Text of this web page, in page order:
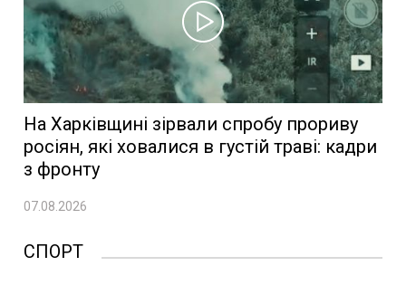
На Харківщині зірвали спробу прориву
росіян, які ховалися в густій траві: кадри
з фронту
07.08.2026
СПОРТ